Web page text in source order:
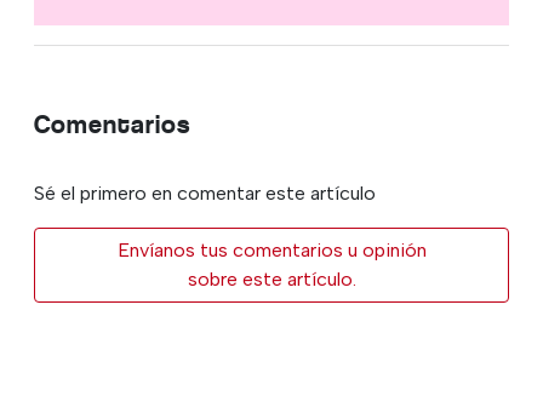
Comentarios
Sé el primero en comentar este artículo
Envíanos tus comentarios u opinión
sobre este artículo.